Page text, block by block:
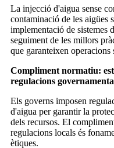
La injecció d'aigua sense
contaminació de les aigües
implementació de sistemes
seguiment de les millors
que garanteixen operacions
Compliment normatiu:
regulacions
Els governs imposen
d'aigua per garantir la
dels recursos. El
regulacions locals és
ètiques.